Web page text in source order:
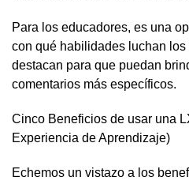
Para los educadores, es una
con qué habilidades luchan
destacan para que puedan
comentarios más específicos.
Cinco Beneficios de usar una
Experiencia de Aprendizaje)
Echemos un vistazo a los